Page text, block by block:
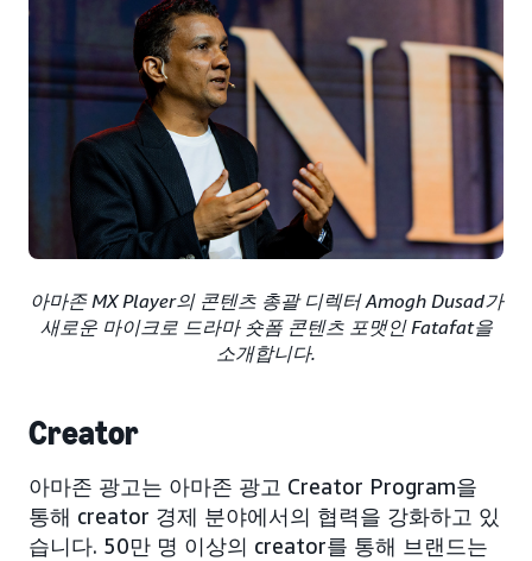
아마존 MX Player의 콘텐츠 총괄 디렉터 Amogh Dusad가
새로운 마이크로 드라마 숏폼 콘텐츠 포맷인 Fatafat을
소개합니다.
Creator
아마존 광고는 아마존 광고 Creator Program을
통해 creator 경제 분야에서의 협력을 강화하고 있
습니다. 50만 명 이상의 creator를 통해 브랜드는